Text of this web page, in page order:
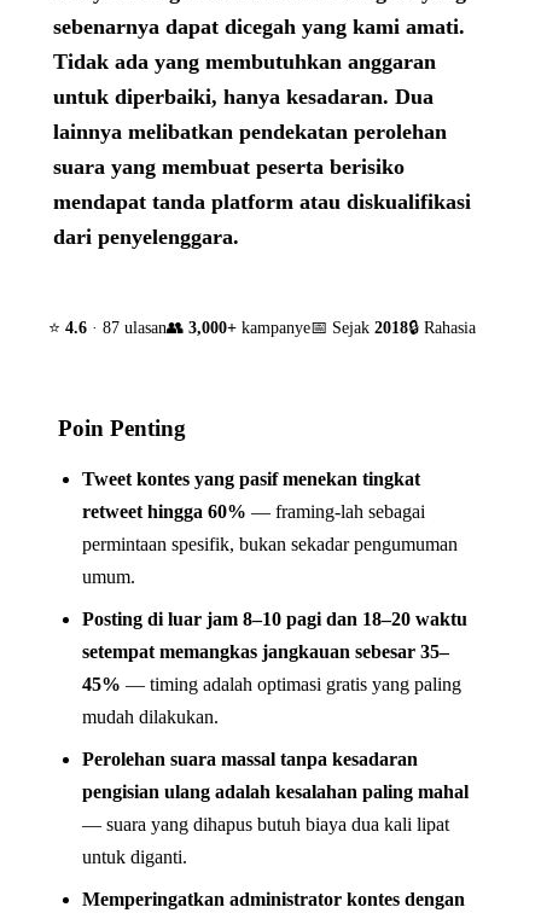
sebenarnya dapat dicegah yang kami amati.
Tidak ada yang membutuhkan anggaran
untuk diperbaiki, hanya kesadaran. Dua
lainnya melibatkan pendekatan perolehan
suara yang membuat peserta berisiko
mendapat tanda platform atau diskualifikasi
dari penyelenggara.
⭐ 4.6 · 87 ulasan👥 3,000+ kampanye📅 Sejak 2018🔒 Rahasia
Poin Penting
Tweet kontes yang pasif menekan tingkat
retweet hingga 60% — framing-lah sebagai
permintaan spesifik, bukan sekadar pengumuman
umum.
Posting di luar jam 8–10 pagi dan 18–20 waktu
setempat memangkas jangkauan sebesar 35–
45% — timing adalah optimasi gratis yang paling
mudah dilakukan.
Perolehan suara massal tanpa kesadaran
pengisian ulang adalah kesalahan paling mahal
— suara yang dihapus butuh biaya dua kali lipat
untuk diganti.
Memperingatkan administrator kontes dengan